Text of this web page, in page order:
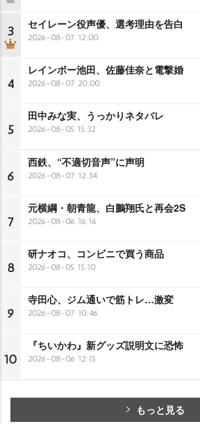
3 セイレーン役声優、選考理由を告白
2026-08-07 12:00
4
レインボー池田、佐藤佳奈と電撃婚
2026-08-07 20:00
5
田中みな実、うっかりネタバレ
2026-08-05 15:32
6
西鉄、“不適切音声”に声明
2026-08-07 12:34
7
元横綱・朝青龍、白鵬翔氏と再会2S
2026-08-06 16:16
8
研ナオコ、コンビニで買う商品
2026-08-05 15:10
9
寺田心、ジム通いで筋トレ…激変
2026-08-07 10:46
10
『ちいかわ』新グッズ説明文に恐怖
2026-08-06 12:15
もっと見る